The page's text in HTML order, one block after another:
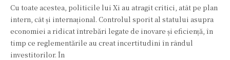
Cu toate acestea, politicile lui Xi au atragit critici, atât pe plan
intern, cât și internațional. Controlul sporit al statului asupra
economiei a ridicat întrebări legate de inovare și eficiență, în
timp ce reglementările au creat incertitudini în rândul
investitorilor. În